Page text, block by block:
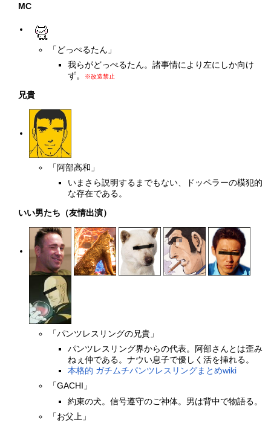
MC
「どっぺるたん」
我らがどっぺるたん。諸事情により左にしか向け
ず。
※改造禁止
兄貴
「阿部高和」
いまさら説明するまでもない、ドッペラーの模犯的
な存在である。
いい男たち（友情出演）
「パンツレスリングの兄貴」
パンツレスリング界からの代表。阿部さんとは歪み
ねぇ仲である。ナウい息子で優しく活を挿れる。
本格的 ガチムチパンツレスリングまとめwiki
「GACHI」
約束の犬。信号遵守のご神体。男は背中で物語る。
「お父上」